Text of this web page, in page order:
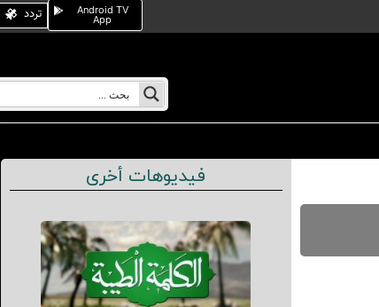
Android TV
App تردد
فيديوهات أخرى